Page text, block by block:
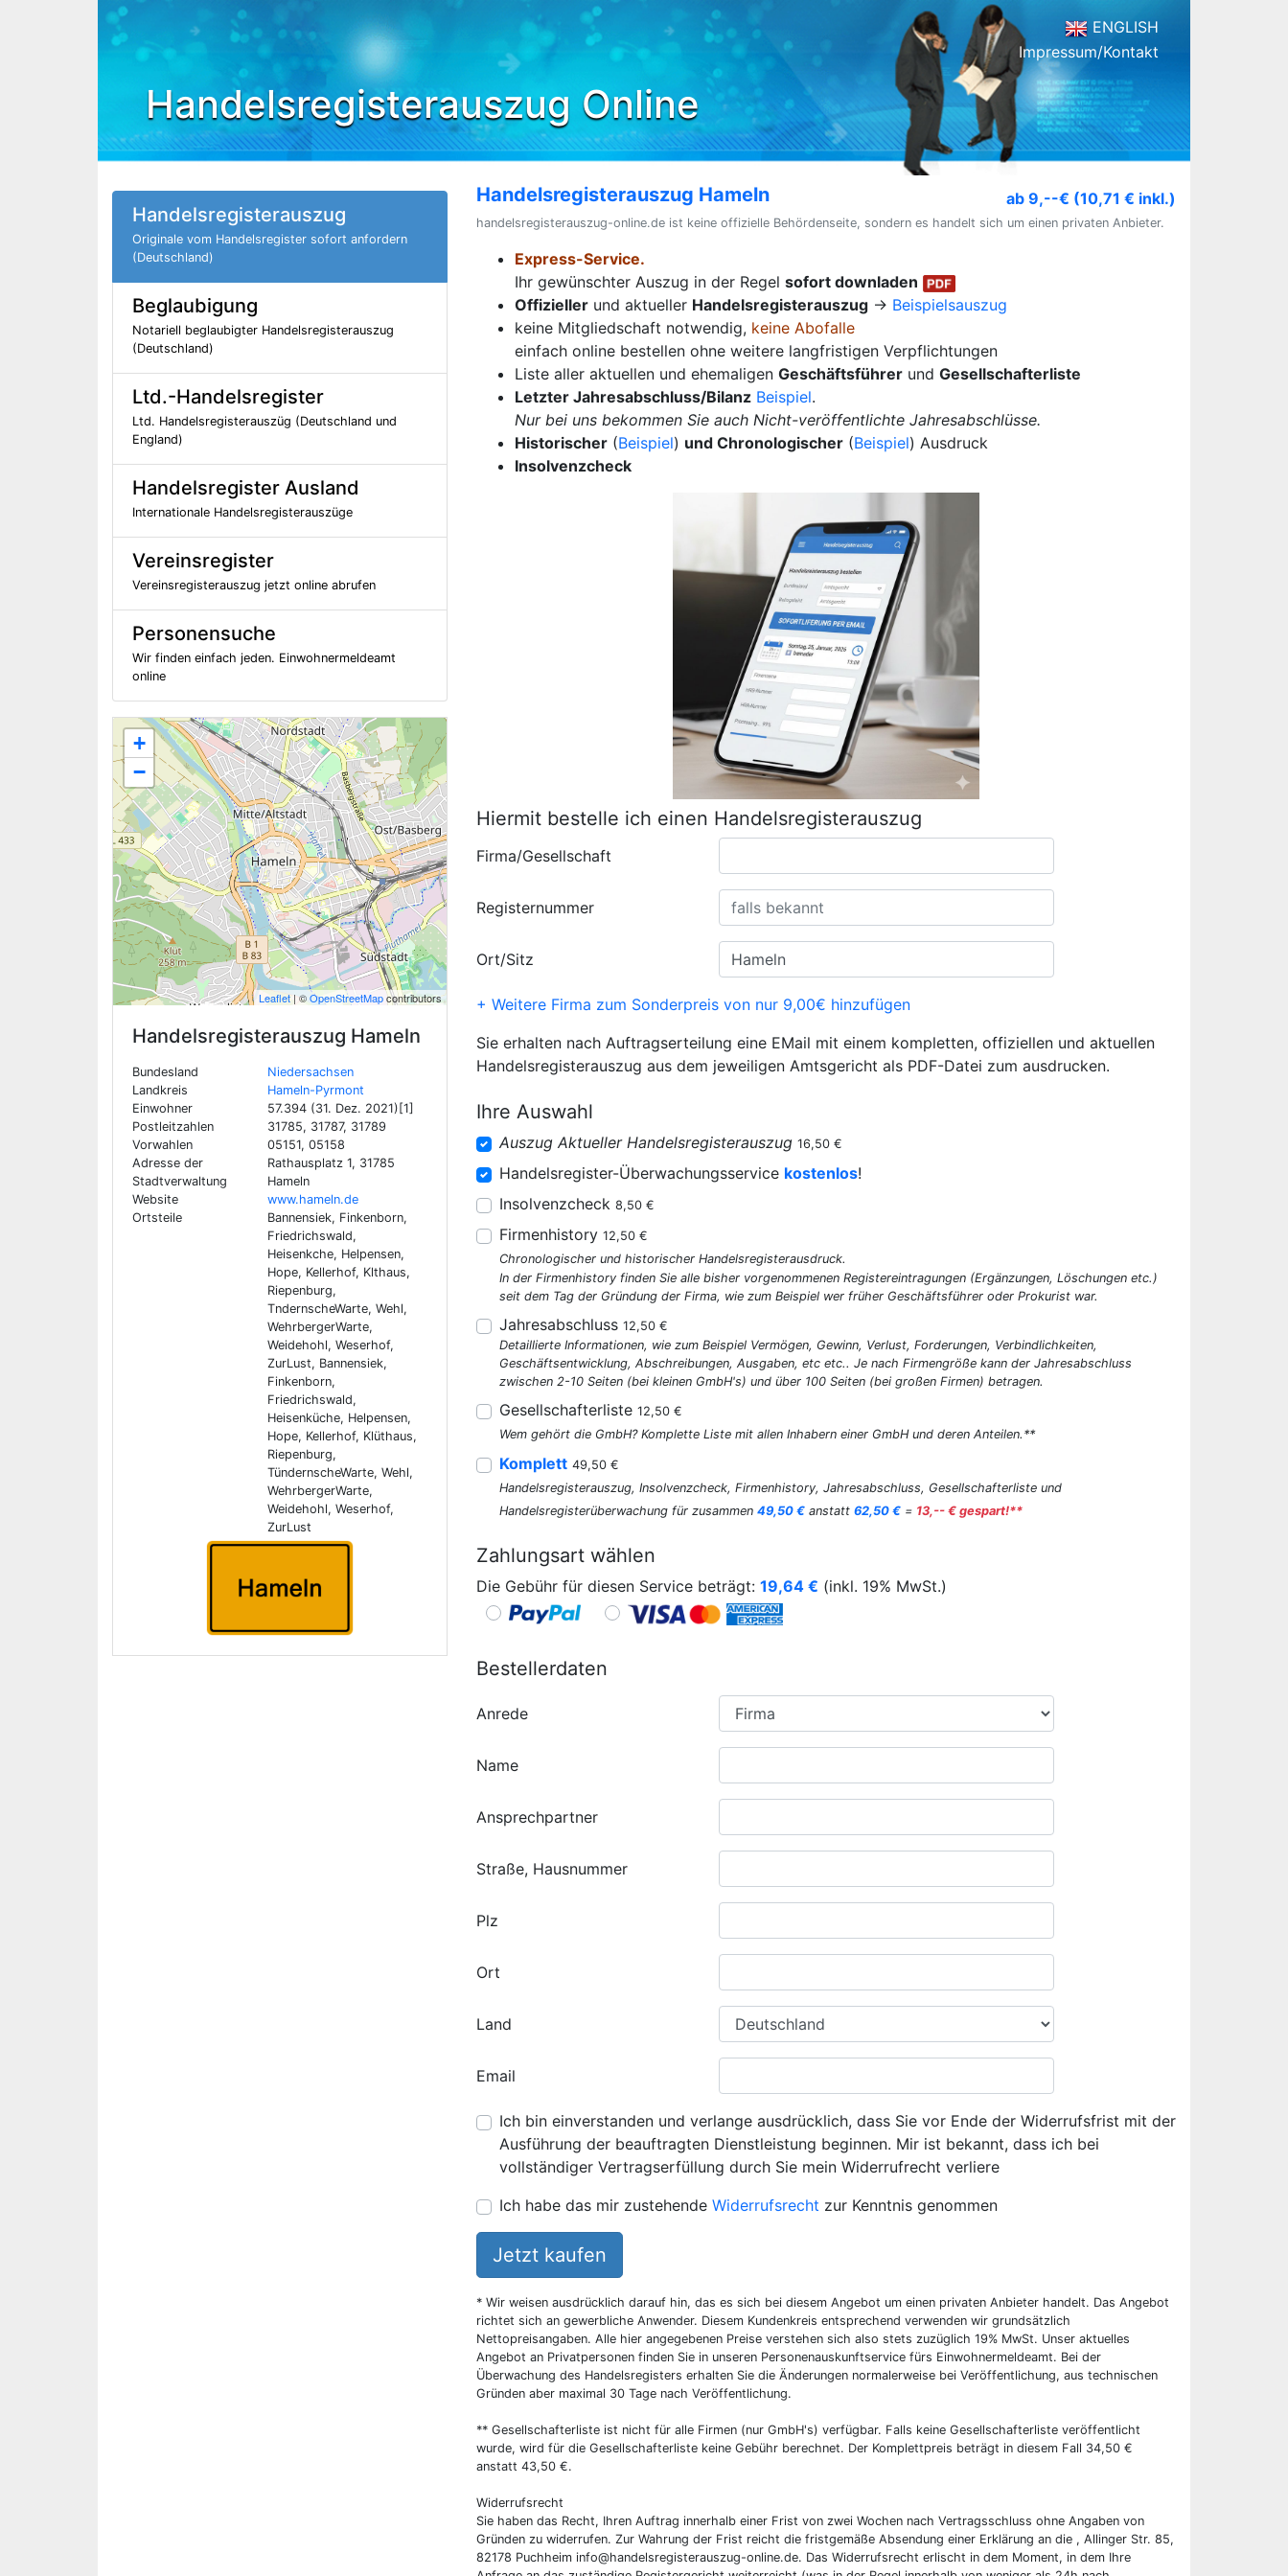
Handelsregisterauszug Online
ENGLISH
Impressum/Kontakt
Handelsregisterauszug
Originale vom Handelsregister sofort anfordern
(Deutschland)
Beglaubigung
Notariell beglaubigter Handelsregisterauszug
(Deutschland)
Ltd.-Handelsregister
Ltd. Handelsregisterauszüg (Deutschland und
England)
Handelsregister Ausland
Internationale Handelsregisterauszüge
Vereinsregister
Vereinsregisterauszug jetzt online abrufen
Personensuche
Wir finden einfach jeden. Einwohnermeldeamt
online
+
−
Leaflet| ©OpenStreetMapcontributors
Handelsregisterauszug Hameln
Bundesland
Niedersachsen
Landkreis
Hameln-Pyrmont
Einwohner
57.394 (31. Dez. 2021)[1]
Postleitzahlen
31785, 31787, 31789
Vorwahlen
05151, 05158
Adresse der
Stadtverwaltung
Rathausplatz 1, 31785
Hameln
Website
www.hameln.de
Ortsteile
Bannensiek, Finkenborn,
Friedrichswald,
Heisenkche, Helpensen,
Hope, Kellerhof, Klthaus,
Riepenburg,
TndernscheWarte, Wehl,
WehrbergerWarte,
Weidehohl, Weserhof,
ZurLust, Bannensiek,
Finkenborn,
Friedrichswald,
Heisenküche, Helpensen,
Hope, Kellerhof, Klüthaus,
Riepenburg,
TündernscheWarte, Wehl,
WehrbergerWarte,
Weidehohl, Weserhof,
ZurLust
Handelsregisterauszug Hameln ab 9,--€ (10,71 € inkl.)
handelsregisterauszug-online.de ist keine offizielle Behördenseite, sondern es handelt sich um einen privaten Anbieter.
Express-Service.
Ihr gewünschter Auszug in der Regel sofort downladen
Offizieller und aktueller Handelsregisterauszug → Beispielsauszug
keine Mitgliedschaft notwendig, keine Abofalle
einfach online bestellen ohne weitere langfristigen Verpflichtungen
Liste aller aktuellen und ehemaligen Geschäftsführer und Gesellschafterliste
Letzter Jahresabschluss/Bilanz Beispiel.
Nur bei uns bekommen Sie auch Nicht-veröffentlichte Jahresabschlüsse.
Historischer (Beispiel) und Chronologischer (Beispiel) Ausdruck
Insolvenzcheck
Hiermit bestelle ich einen Handelsregisterauszug
Firma/Gesellschaft
Registernummer
Ort/Sitz
+ Weitere Firma zum Sonderpreis von nur 9,00€ hinzufügen
Sie erhalten nach Auftragserteilung eine EMail mit einem kompletten, offiziellen und aktuellen
Handelsregisterauszug aus dem jeweiligen Amtsgericht als PDF-Datei zum ausdrucken.
Ihre Auswahl
Auszug Aktueller Handelsregisterauszug 16,50 €
Handelsregister-Überwachungsservice kostenlos!
Insolvenzcheck 8,50 €
Firmenhistory 12,50 €
Chronologischer und historischer Handelsregisterausdruck.
In der Firmenhistory finden Sie alle bisher vorgenommenen Registereintragungen (Ergänzungen, Löschungen etc.)
seit dem Tag der Gründung der Firma, wie zum Beispiel wer früher Geschäftsführer oder Prokurist war.
Jahresabschluss 12,50 €
Detaillierte Informationen, wie zum Beispiel Vermögen, Gewinn, Verlust, Forderungen, Verbindlichkeiten,
Geschäftsentwicklung, Abschreibungen, Ausgaben, etc etc.. Je nach Firmengröße kann der Jahresabschluss
zwischen 2-10 Seiten (bei kleinen GmbH's) und über 100 Seiten (bei großen Firmen) betragen.
Gesellschafterliste 12,50 €
Wem gehört die GmbH? Komplette Liste mit allen Inhabern einer GmbH und deren Anteilen.**
Komplett 49,50 €
Handelsregisterauszug, Insolvenzcheck, Firmenhistory, Jahresabschluss, Gesellschafterliste und
Handelsregisterüberwachung für zusammen 49,50 € anstatt 62,50 € = 13,-- € gespart!**
Zahlungsart wählen
Die Gebühr für diesen Service beträgt: 19,64 € (inkl. 19% MwSt.)
Bestellerdaten
Anrede
Name
Ansprechpartner
Straße, Hausnummer
Plz
Ort
Land
Email
Ich bin einverstanden und verlange ausdrücklich, dass Sie vor Ende der Widerrufsfrist mit der
Ausführung der beauftragten Dienstleistung beginnen. Mir ist bekannt, dass ich bei
vollständiger Vertragserfüllung durch Sie mein Widerrufrecht verliere
Ich habe das mir zustehende Widerrufsrecht zur Kenntnis genommen
Jetzt kaufen
* Wir weisen ausdrücklich darauf hin, das es sich bei diesem Angebot um einen privaten Anbieter handelt. Das Angebot
richtet sich an gewerbliche Anwender. Diesem Kundenkreis entsprechend verwenden wir grundsätzlich
Nettopreisangaben. Alle hier angegebenen Preise verstehen sich also stets zuzüglich 19% MwSt. Unser aktuelles
Angebot an Privatpersonen finden Sie in unseren Personenauskunftservice fürs Einwohnermeldeamt. Bei der
Überwachung des Handelsregisters erhalten Sie die Änderungen normalerweise bei Veröffentlichung, aus technischen
Gründen aber maximal 30 Tage nach Veröffentlichung.
** Gesellschafterliste ist nicht für alle Firmen (nur GmbH's) verfügbar. Falls keine Gesellschafterliste veröffentlicht
wurde, wird für die Gesellschafterliste keine Gebühr berechnet. Der Komplettpreis beträgt in diesem Fall 34,50 €
anstatt 43,50 €.
Widerrufsrecht
Sie haben das Recht, Ihren Auftrag innerhalb einer Frist von zwei Wochen nach Vertragsschluss ohne Angaben von
Gründen zu widerrufen. Zur Wahrung der Frist reicht die fristgemäße Absendung einer Erklärung an die , Allinger Str. 85,
82178 Puchheim info@handelsregisterauszug-online.de. Das Widerrufsrecht erlischt in dem Moment, in dem Ihre